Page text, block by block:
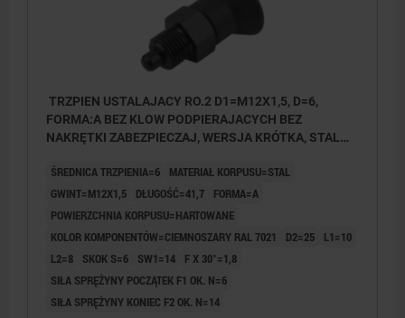
TRZPIEN USTALAJACY RO.2 D1=M12X1,5, D=6,
FORMA:A BEZ KLOW PODPIERAJACYCH BEZ
NAKRĘTKI ZABEZPIECZAJ, WERSJA KRÓTKA, STAL
RAL7021
ŚREDNICA TRZPIENIA=6
MATERIAŁ KORPUSU=STAL
GWINT=M12X1,5
DŁUGOŚĆ=41,7
FORMA=A
POWIERZCHNIA KORPUSU=HARTOWANE
KOLOR KOMPONENTÓW=CIEMNOSZARY RAL 7021
D2=25
L1=10
L2=8
SKOK S=6 SW1=14
F X 30°=1,8
SIŁA SPRĘŻYNY POCZĄTEK F1 OK. N=6
SIŁA SPRĘŻYNY KONIEC F2 OK. N=14